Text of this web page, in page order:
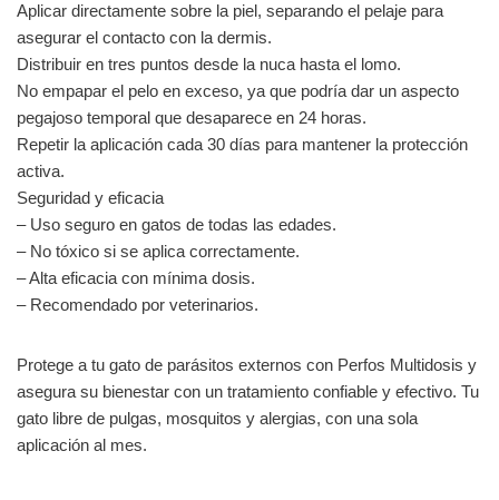
Aplicar directamente sobre la piel, separando el pelaje para
asegurar el contacto con la dermis.
Distribuir en tres puntos desde la nuca hasta el lomo.
No empapar el pelo en exceso, ya que podría dar un aspecto
pegajoso temporal que desaparece en 24 horas.
Repetir la aplicación cada 30 días para mantener la protección
activa.
Seguridad y eficacia
– Uso seguro en gatos de todas las edades.
– No tóxico si se aplica correctamente.
– Alta eficacia con mínima dosis.
– Recomendado por veterinarios.
Protege a tu gato de parásitos externos con Perfos Multidosis y
asegura su bienestar con un tratamiento confiable y efectivo. Tu
gato libre de pulgas, mosquitos y alergias, con una sola
aplicación al mes.